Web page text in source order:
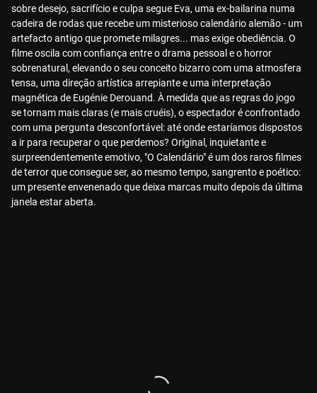
sobre desejo, sacrifício e culpa segue Eva, uma ex-bailarina numa
cadeira de rodas que recebe um misterioso calendário alemão - um
artefacto antigo que promete milagres... mas exige obediência. O
filme oscila com confiança entre o drama pessoal e o horror
sobrenatural, elevando o seu conceito bizarro com uma atmosfera
tensa, uma direção artística arrepiante e uma interpretação
magnética de Eugénie Derouand. À medida que as regras do jogo
se tornam mais claras (e mais cruéis), o espectador é confrontado
com uma pergunta desconfortável: até onde estaríamos dispostos
a ir para recuperar o que perdemos? Original, inquietante e
surpreendentemente emotivo, "O Calendário" é um dos raros filmes
de terror que consegue ser, ao mesmo tempo, sangrento e poético:
um presente envenenado que deixa marcas muito depois da última
janela estar aberta.